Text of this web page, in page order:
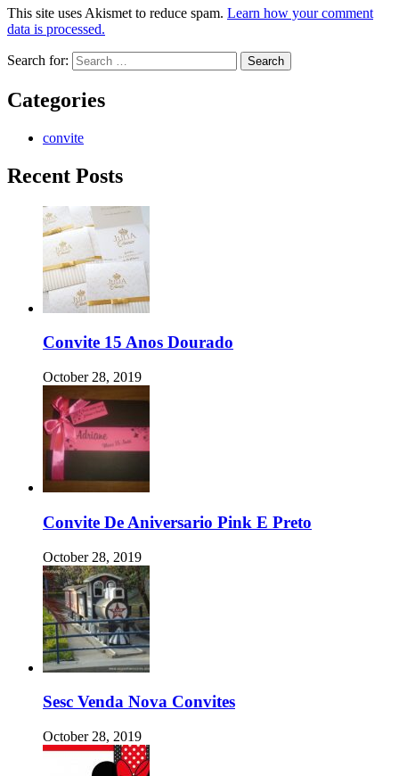
This site uses Akismet to reduce spam. Learn how your comment
data is processed.
Search for:
Categories
convite
Recent Posts
Convite 15 Anos Dourado
October 28, 2019
Convite De Aniversario Pink E Preto
October 28, 2019
Sesc Venda Nova Convites
October 28, 2019